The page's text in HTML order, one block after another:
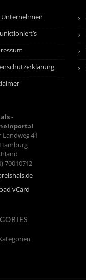
Unternehmen
-
Landweg 41
Hamburg
70010712
vCard